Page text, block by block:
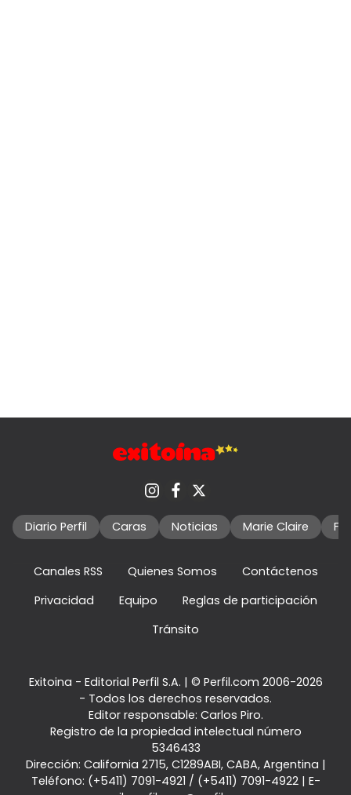
Diario Perfil Caras Noticias Marie Claire
Canales RSS Quienes Somos
Contáctenos
Privacidad
Equipo
Reglas de participación
Tránsito
Exitoina - Editorial Perfil S.A. | © Perfil.com 2006-2026
- Todos los derechos reservados.
Editor responsable: Carlos Piro.
Registro de la propiedad intelectual número
5346433
Dirección: California 2715, C1289ABI, CABA, Argentina |
Teléfono: (+5411) 7091-4921 / (+5411) 7091-4922| E-